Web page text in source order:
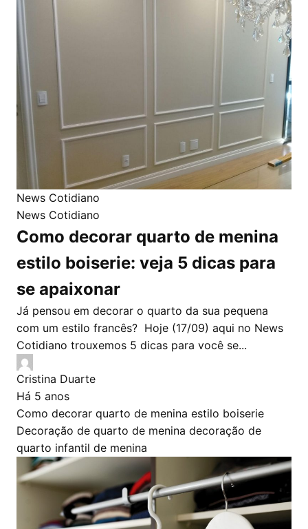
News Cotidiano
News Cotidiano
Como decorar quarto de menina
estilo boiserie: veja 5 dicas para
se apaixonar
Já pensou em decorar o quarto da sua pequena
com um estilo francês? Hoje (17/09) aqui no News
Cotidiano trouxemos 5 dicas para você se...
Cristina Duarte
Há 5 anos
Como decorar quarto de menina estilo boiserie
Decoração de quarto de menina decoração de
quarto infantil de menina